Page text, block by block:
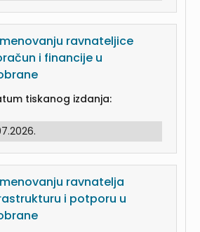
ravnateljice
i financije u
tiskanog izdanja:
ravnatelja
i potporu u